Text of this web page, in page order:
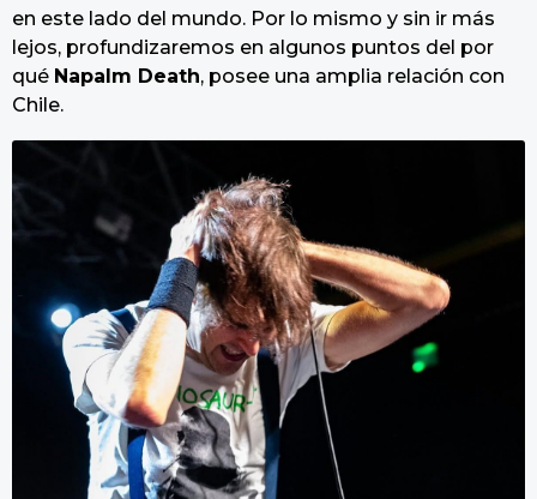
en este lado del mundo. Por lo mismo y sin ir más
lejos, profundizaremos en algunos puntos del por
qué Napalm Death, posee una amplia relación con
Chile.